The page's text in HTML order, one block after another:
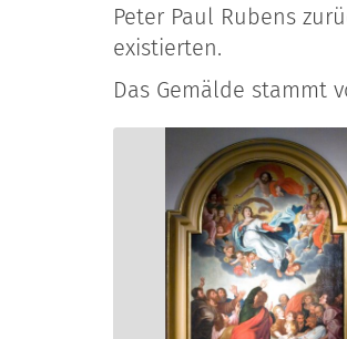
Peter Paul Rubens
existierten.
Das Gemälde stammt